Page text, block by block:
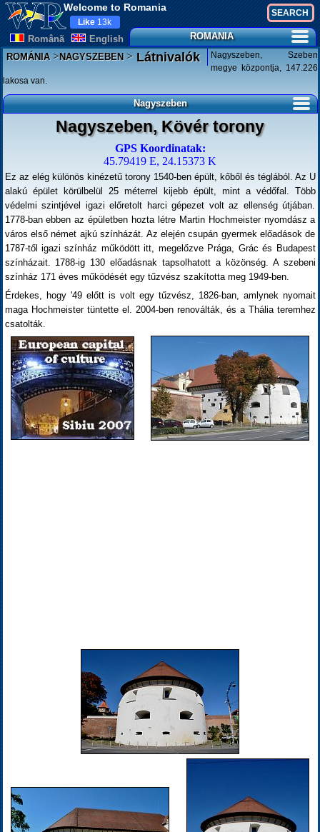
Welcome to Romania
Românã English
Like 13k
ROMANIA
ROMÁNIA>NAGYSZEBEN>Látnivalók
Nagyszeben, Szeben
megye központja, 147.226
lakosa van.
Nagyszeben
Nagyszeben, Kövér torony
GPS Koordinatak:
45.79419 E, 24.15373 K
Ez az elég különös kinézetű torony 1540-ben épült, kőből és téglából. Az U
alakú épület körülbelül 25 méterrel kijebb épült, mint a védőfal. Több
védelmi szintjével igazi előretolt harci gépezet volt az ellenség útjában.
1778-ban ebben az épületben hozta létre Martin Hochmeister nyomdász a
város első német ajkú színházát. Az elején csupán gyermek előadások de
1787-től igazi színház működött itt, megelőzve Prága, Grác és Budapest
színházait. 1788-ig 130 előadásnak tapsolhatott a közönség. A szebeni
színház 171 éves működését egy tűzvész szakította meg 1949-ben.
Érdekes, hogy '49 előtt is volt egy tűzvész, 1826-ban, amlynek nyomait
maga Hochmeister tüntette el. 2004-ben renoválták, és a Thália teremhez
csatolták.